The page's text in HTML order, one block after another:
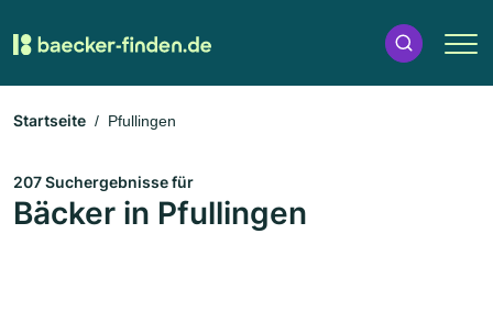
Startseite Pfullingen
207 Suchergebnisse für
Bäcker in Pfullingen